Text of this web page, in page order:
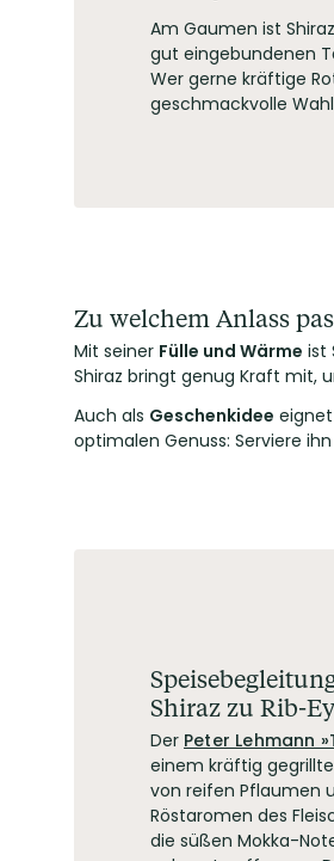
Am Gaumen ist
gut eingebundenen
Wer gerne kräftige
geschmackvolle
Zu welchem Anlass
Mit seiner Fülle und Wärme ist
Shiraz bringt genug Kraft mit,
Auch als Geschenkidee
optimalen Genuss: Serviere
Shiraz zu Rib-
Der Peter Lehmann
einem kräftig
von reifen Pflaumen
Röstaromen des
die süßen Mokka-